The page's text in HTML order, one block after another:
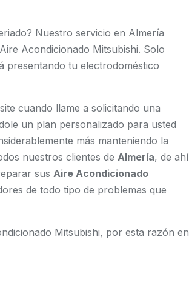
Nuestro servicio en Almería
Acondicionado Mitsubishi. Solo
presentando tu electrodoméstico
cuando llame a solicitando una
un plan personalizado para usted
más manteniendo la
nuestros clientes de Almería, de ahí
sus Aire Acondicionado
de todo tipo de problemas que
Mitsubishi, por esta razón en